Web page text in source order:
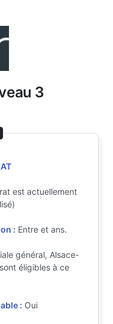
3
est actuellement
: Entre et ans.
général, Alsace-
éligibles à ce
: Oui